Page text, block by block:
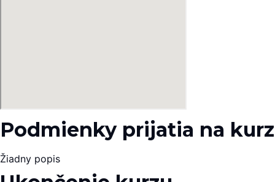
Podmienky prijatia na kurz
Žiadny popis